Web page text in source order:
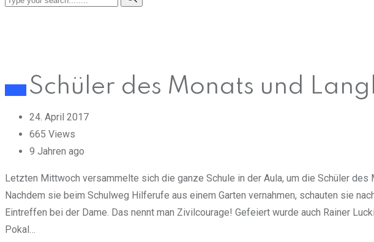
Schüler des Monats und
24. April 2017
665 Views
9 Jahren ago
Letzten Mittwoch versammelte sich die ganze Schule in der Aula, um die Schüler
Nachdem sie beim Schulweg Hilferufe aus einem Garten vernahmen, schauten sie
Eintreffen bei der Dame. Das nennt man Zivilcourage! Gefeiert wurde auch Rainer
Pokal…